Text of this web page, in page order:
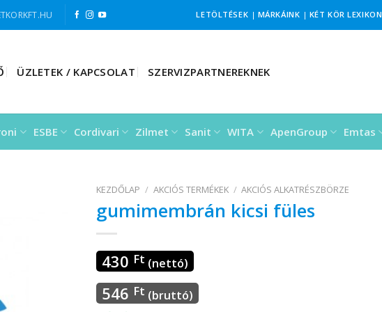
LETÖLTÉSEK | MÁRKÁINK | KÉT KÖR LEXIKON
ÜZLETEK / KAPCSOLAT SZERVIZPARTNEREKNEK
ESBE Cordivari Zilmet Sanit WITA ApenGroup Emtas
KEZDŐLAP / AKCIÓS TERMÉKEK / AKCIÓS ALKATRÉSZBÖRZE
gumimembrán kicsi füles
430 Ft (nettó)
546 Ft (bruttó)